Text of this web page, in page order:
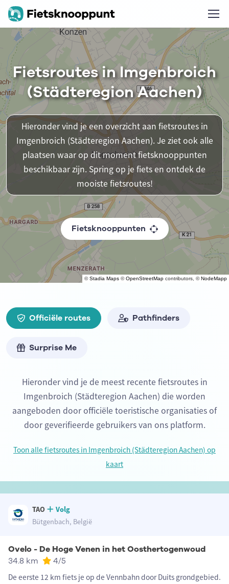
©Stadia Maps ©OpenStreetMap contributors, ©NodeMapp
Fietsroutes in Imgenbroich
(Städteregion Aachen)
Hieronder vind je een overzicht aan fietsroutes in
Imgenbroich (Städteregion Aachen). Je ziet ook alle
plaatsen waar op dit moment fietsknooppunten
beschikbaar zijn. Spring op je fiets en ontdek de
mooiste fietsroutes!
Fietsknooppunten
Officiële routes Pathfinders
Surprise Me
Hieronder vind je de meest recente fietsroutes in
Imgenbroich (Städteregion Aachen) die worden
aangeboden door officiële toeristische organisaties of
door geverifieerde gebruikers van ons platform.
Toon alle fietsroutes in Imgenbroich (Städteregion Aachen) op
kaart
TAO
Volg
Bütgenbach, België
Ovelo - De Hoge Venen in het Oosthertogenwoud
34.8 km 4/5
De eerste 12 km fiets je op de Vennbahn door Duits grondgebied.